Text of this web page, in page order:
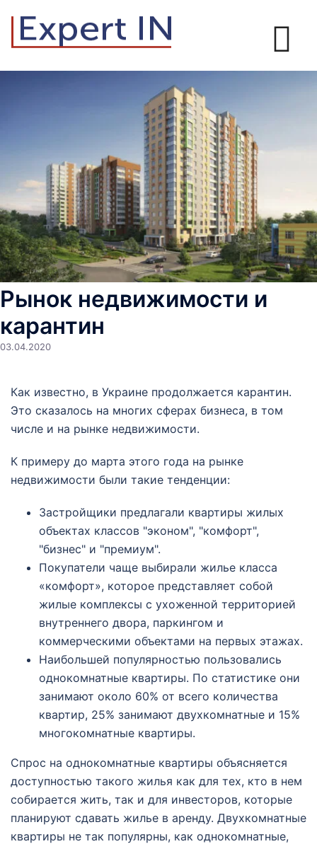
Рынок недвижимости и
карантин
03.04.2020
Как известно, в Украине продолжается карантин.
Это сказалось на многих сферах бизнеса, в том
числе и на рынке недвижимости.
К примеру до марта этого года на рынке
недвижимости были такие тенденции:
Застройщики предлагали квартиры жилых
объектах классов "эконом", "комфорт",
"бизнес" и "премиум".
Покупатели чаще выбирали жилье класса
«комфорт», которое представляет собой
жилые комплексы с ухоженной территорией
внутреннего двора, паркингом и
коммерческими объектами на первых этажах.
Наибольшей популярностью пользовались
однокомнатные квартиры. По статистике они
занимают около 60% от всего количества
квартир, 25% занимают двухкомнатные и 15%
многокомнатные квартиры.
Спрос на однокомнатные квартиры объясняется
доступностью такого жилья как для тех, кто в нем
собирается жить, так и для инвесторов, которые
планируют сдавать жилье в аренду. Двухкомнатные
квартиры не так популярны, как однокомнатные,